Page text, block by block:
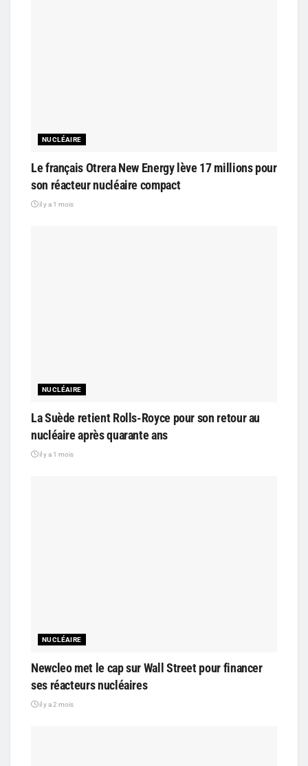
NUCLÉAIRE
Le français Otrera New Energy lève 17 millions pour
son réacteur nucléaire compact
il y a 1 mois
NUCLÉAIRE
La Suède retient Rolls-Royce pour son retour au
nucléaire après quarante ans
il y a 1 mois
NUCLÉAIRE
Newcleo met le cap sur Wall Street pour financer
ses réacteurs nucléaires
il y a 2 mois